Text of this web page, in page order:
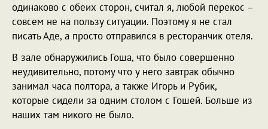
одинаково с обеих сторон, считал я, любой перекос –
совсем не на пользу ситуации. Поэтому я не стал
писать Аде, а просто отправился в ресторанчик отеля.
В зале обнаружились Гоша, что было совершенно
неудивительно, потому что у него завтрак обычно
занимал часа полтора, а также Игорь и Рубик,
которые сидели за одним столом с Гошей. Больше из
наших там никого не было.